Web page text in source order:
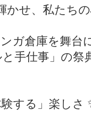
かせ、私たち
ガ倉庫を舞台
手仕事」の祭
する」楽しさ